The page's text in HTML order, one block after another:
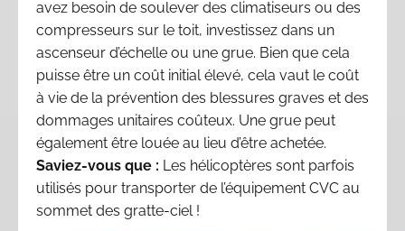
avez besoin de soulever des climatiseurs ou des
compresseurs sur le toit, investissez dans un
ascenseur d’échelle ou une grue. Bien que cela
puisse être un coût initial élevé, cela vaut le coût
à vie de la prévention des blessures graves et des
dommages unitaires coûteux. Une grue peut
également être louée au lieu d’être achetée.
Saviez-vous que : Les hélicoptères sont parfois
utilisés pour transporter de l’équipement CVC au
sommet des gratte-ciel !